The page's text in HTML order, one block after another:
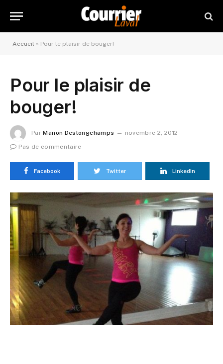
Accueil » Pour le plaisir de bouger!
Pour le plaisir de
bouger!
Par Manon Deslongchamps
novembre 2, 2012
Pas de commentaire
Facebook Twitter LinkedIn